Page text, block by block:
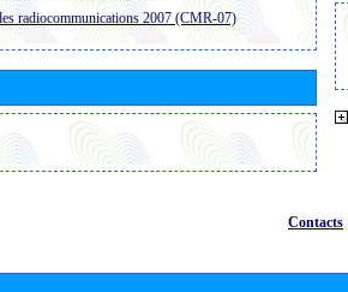
radiocommunications 2007 (CMR-07)
Contacts